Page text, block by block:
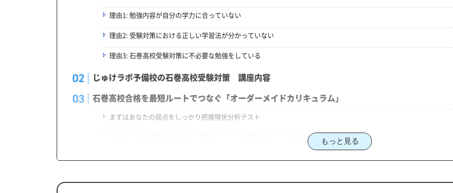
理由1: 勉強内容が自分の学力に合っていない
理由2: 受験対策における正しい学習法が分かっていない
理由3: 石巻高校受験対策に不必要な勉強をしている
じゅけラボ予備校の石巻高校受験対策 講座内容
石巻高校合格を最短ルートでつなぐ「オーダーメイドカリキュラム」
まずはあなたの弱点をしっかり把握現状分析テスト
あなただけの学習計画だから成果が出る！石巻高校合格に向けた受験対策カリキュラム
一人でも安心、学習相談
もっと見る